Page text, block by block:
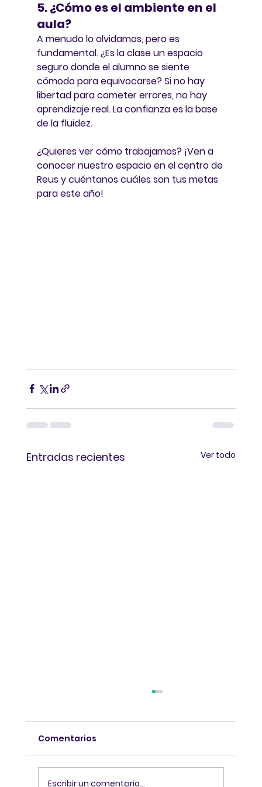
5. ¿Cómo es el ambiente en el
aula?
A menudo lo olvidamos, pero es
fundamental. ¿Es la clase un espacio
seguro donde el alumno se siente
cómodo para equivocarse? Si no hay
libertad para cometer errores, no hay
aprendizaje real. La confianza es la base
de la fluidez.
¿Quieres ver cómo trabajamos? ¡Ven a
conocer nuestro espacio en el centro de
Reus y cuéntanos cuáles son tus metas
para este año!
Entradas recientes Ver todo
Comentarios
Escribir un comentario...